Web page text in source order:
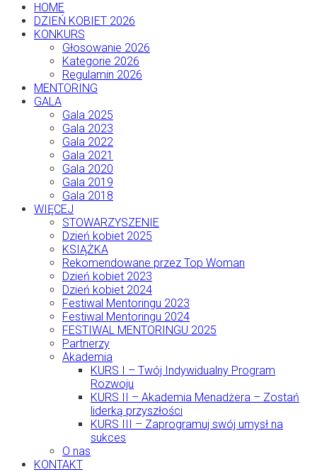
HOME
DZIEŃ KOBIET 2026
KONKURS
Głosowanie 2026
Kategorie 2026
Regulamin 2026
MENTORING
GALA
Gala 2025
Gala 2023
Gala 2022
Gala 2021
Gala 2020
Gala 2019
Gala 2018
WIĘCEJ
STOWARZYSZENIE
Dzień kobiet 2025
KSIĄŻKA
Rekomendowane przez Top Woman
Dzień kobiet 2023
Dzień kobiet 2024
Festiwal Mentoringu 2023
Festiwal Mentoringu 2024
FESTIWAL MENTORINGU 2025
Partnerzy
Akademia
KURS I – Twój Indywidualny Program
Rozwoju
KURS II – Akademia Menadżera – Zostań
liderką przyszłości
KURS III – Zaprogramuj swój umysł na
sukces
O nas
KONTAKT